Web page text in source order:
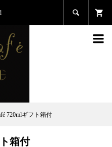


720mlギフト箱付
箱付